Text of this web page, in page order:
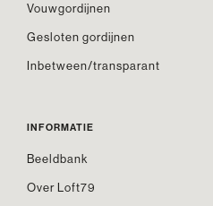
Vouwgordijnen
Gesloten gordijnen
Inbetween/transparant
INFORMATIE
Beeldbank
Over Loft79